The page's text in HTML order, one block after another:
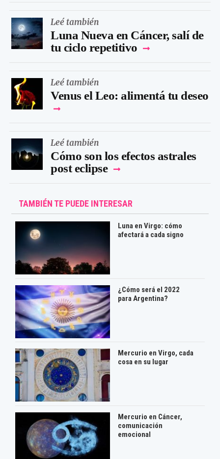
Leé también
Luna Nueva en Cáncer, salí de
tu ciclo repetitivo
Leé también
Venus el Leo: alimentá tu deseo
Leé también
Cómo son los efectos astrales
post eclipse
TAMBIÉN TE PUEDE INTERESAR
Luna en Virgo: cómo
afectará a cada signo
¿Cómo será el 2022
para Argentina?
Mercurio en Virgo, cada
cosa en su lugar
Mercurio en Cáncer,
comunicación
emocional